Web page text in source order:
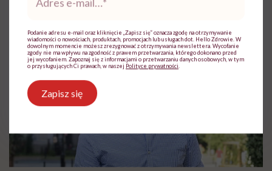
Opublikowano:16.04.2026 12:16
*
Podanie adresu e-mail oraz kliknięcie „Zapisz się” oznacza zgodę na otrzymywanie
wiadomości o nowościach, produktach, promocjach lub usługach dot. Hello Zdrowie. W
dowolnym momencie możesz zrezygnować z otrzymywania newslettera. Wycofanie
zgody nie ma wpływu na zgodność z prawem przetwarzania, którego dokonano przed
jej wycofaniem. Zapoznaj się z informacjami o przetwarzaniu danych osobowych, w tym
o przysługujących Ci prawach, w naszej Polityce prywatności
Zapisz się